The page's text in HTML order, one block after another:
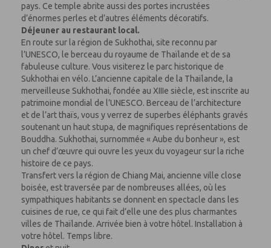
pays. Ce temple abrite aussi des portes incrustées
d’énormes perles et d’autres éléments décoratifs.
Déjeuner au restaurant local.
En route sur la région de Sukhothai, site reconnu par
l’UNESCO, le berceau du royaume de Thaïlande et de sa
fabuleuse culture. Vous visiterez le parc historique de
Sukhothai en vélo. L’ancienne capitale de la Thaïlande, la
merveilleuse Sukhothai, fondée au XIIIe siècle, est inscrite au
patrimoine mondial de l’UNESCO. Berceau de l’architecture
et de l’art thaïs, vous y verrez de superbes éléphants gravés
soutenant un haut stupa, de magnifiques représentations de
Bouddha. Sukhothai, surnommée « Aube du bonheur », est
un chef d’œuvre qui ouvre les yeux du voyageur sur la riche
histoire de ce pays.
Transfert vers la région de Chiang Mai, ancienne ville close
boisée, est traversée par de nombreuses allées, où les
sympathiques habitants se donnent en spectacle dans les
cuisines de rue, ce qui fait d’elle une des plus charmantes
villes de Thaïlande. Arrivée bien à votre hôtel. Installation à
votre hôtel. Temps libre.